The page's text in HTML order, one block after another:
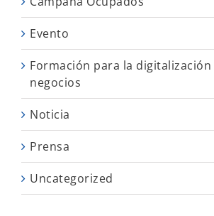
Evento
Formación para la digitalización
negocios
Noticia
Prensa
Uncategorized